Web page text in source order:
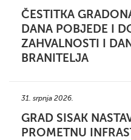
ČESTITKA
DANA POBJEDE I
ZAHVALNOSTI I
BRANITELJA
31. srpnja 2026.
GRAD SISAK
PROMETNU